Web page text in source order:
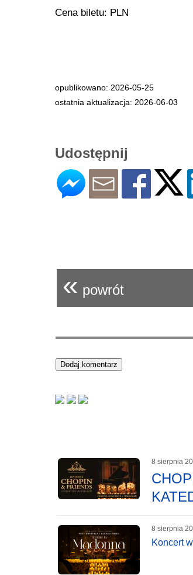
Cena biletu: PLN
opublikowano: 2026-05-25
ostatnia aktualizacja: 2026-06-03
Udostępnij
« powrót
8 sierpnia
8 sierpnia
Koncert